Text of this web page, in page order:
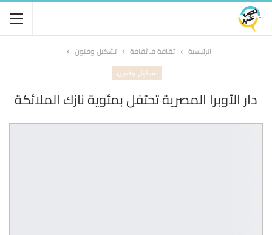
الرئيسية ثقافة فـ ثقافة تشكيل وفنون
تشكيل وفنون
دار الأوبرا المصرية تحتفل بمئوية نازك الملائكة